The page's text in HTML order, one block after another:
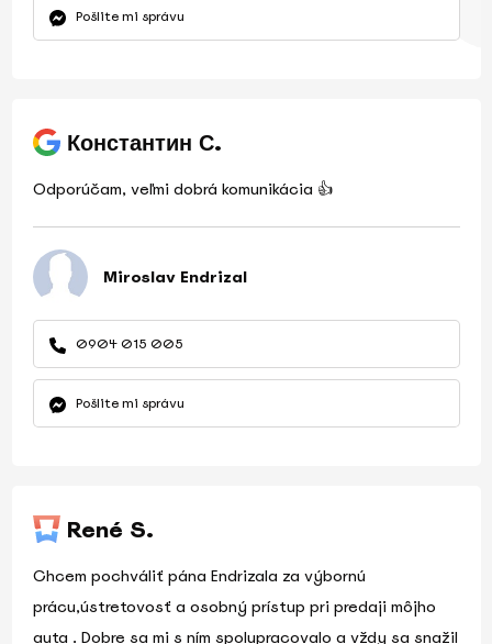
Pošlite mi správu
Константин С.
Odporúčam, veľmi dobrá komunikácia 👍
Miroslav Endrizal
0904 015 005
Pošlite mi správu
René S.
Chcem pochváliť pána Endrizala za výbornú
prácu,ústretovosť a osobný prístup pri predaji môjho
auta . Dobre sa mi s ním spolupracovalo a vždy sa snažil